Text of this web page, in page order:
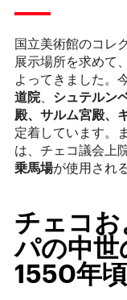
国立美術館のコレ
展示場所を求めて
よってきました。
道院、 シュテルン
殿、サルム宮殿、
定着しています。
は、チェコ議会上
乗馬場が使用され
チェコお
パの中世
1550年